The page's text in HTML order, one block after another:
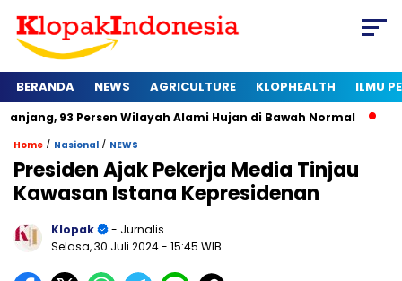
BERANDA NEWS AGRICULTURE KLOPHEALTH ILMU
Wilayah Alami Hujan di Bawah Normal Kapan
Home / Nasional / NEWS
Presiden Ajak Pekerja Media Tinjau
Kawasan Istana Kepresidenan
Klopak
- Jurnalis
Selasa, 30 Juli 2024- 15:45 WIB